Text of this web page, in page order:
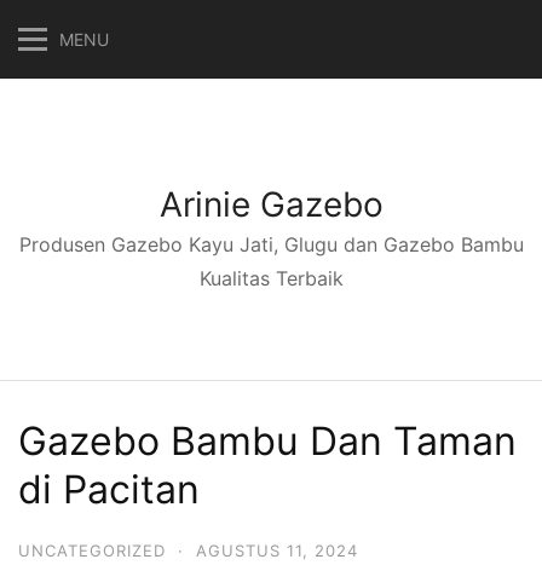
ke
konten
MENU
Arinie Gazebo
Produsen Gazebo Kayu Jati, Glugu dan Gazebo Bambu
Kualitas Terbaik
Gazebo Bambu Dan Taman
di Pacitan
UNCATEGORIZED · AGUSTUS 11, 2024